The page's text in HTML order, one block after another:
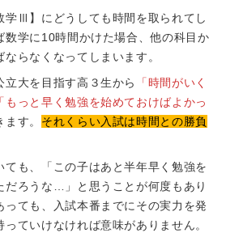
学Ⅲ】にどうしても時間を取られてし
数学に10時間かけた場合、他の科目か
らなくなってしまいます。
大を目指す高３生から
「時間がいく
もっと早く勉強を始めておけばよかっ
す。 それくらい入試は時間との勝負
ても、「この子はあと半年早く勉強を
だろうな…」と思うことが何度もあり
っても、入試本番までにその実力を発
ていけなければ意味がありません。